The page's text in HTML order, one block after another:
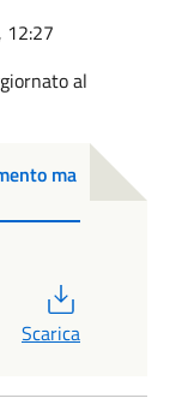
12:27
al
ma
Scarica